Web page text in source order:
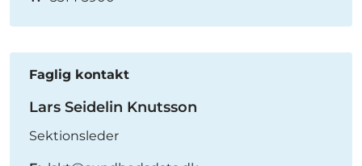
Faglig kontakt
Lars Seidelin Knutsson
Sektionsleder